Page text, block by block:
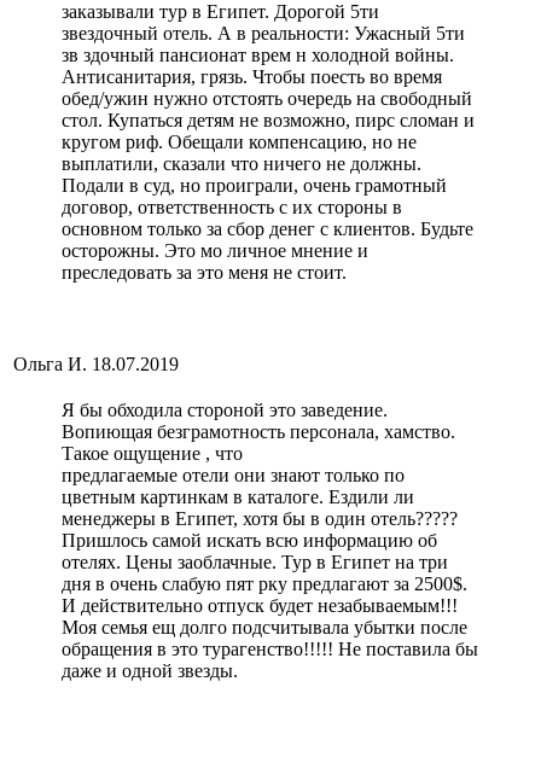
заказывали тур в Египет. Дорогой 5ти
звездочный отель. А в реальности: Ужасный 5ти
зв здочный пансионат врем н холодной войны.
Антисанитария, грязь. Чтобы поесть во время
обед/ужин нужно отстоять очередь на свободный
стол. Купаться детям не возможно, пирс сломан и
кругом риф. Обещали компенсацию, но не
выплатили, сказали что ничего не должны.
Подали в суд, но проиграли, очень грамотный
договор, ответственность с их стороны в
основном только за сбор денег с клиентов. Будьте
осторожны. Это мо личное мнение и
преследовать за это меня не стоит.
Ольга И. 18.07.2019
Я бы обходила стороной это заведение.
Вопиющая безграмотность персонала, хамство.
Такое ощущение , что
предлагаемые отели они знают только по
цветным картинкам в каталоге. Ездили ли
менеджеры в Египет, хотя бы в один отель?????
Пришлось самой искать всю информацию об
отелях. Цены заоблачные. Тур в Египет на три
дня в очень слабую пят рку предлагают за 2500$.
И действительно отпуск будет незабываемым!!!
Моя семья ещ долго подсчитывала убытки после
обращения в это турагенство!!!!! Не поставила бы
даже и одной звезды.